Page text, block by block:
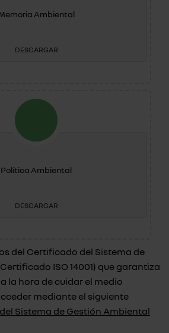
Ambiental
DESCARGAR
Política Ambiental
DESCARGAR
del Certificado del Sistema de
ISO 14001) que garantiza
la hora de cuidar el medio
mediante el siguiente
Sistema de Gestión Ambiental